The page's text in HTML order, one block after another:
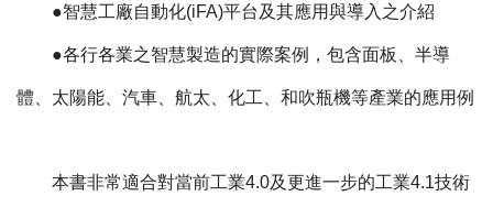
●智慧工廠自動化(iFA)平台及其應用與導入之介紹
●各行各業之智慧製造的實際案例，包含面板、半導
體、太陽能、汽車、航太、化工、和吹瓶機等產業的應用例
本書非常適合對當前工業4.0及更進一步的工業4.1技術